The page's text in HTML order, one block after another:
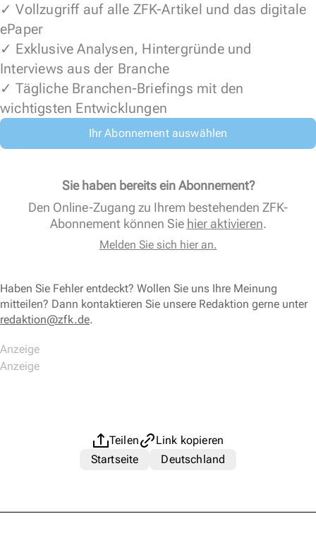
✓ Vollzugriff auf alle ZFK-Artikel und das digitale
ePaper
✓ Exklusive Analysen, Hintergründe und
Interviews aus der Branche
✓ Tägliche Branchen-Briefings mit den
wichtigsten Entwicklungen
Ihr Abonnement auswählen
Sie haben bereits ein Abonnement?
Den Online-Zugang zu Ihrem bestehenden ZFK-
Abonnement können Sie hier aktivieren.
Melden Sie sich hier an.
Haben Sie Fehler entdeckt? Wollen Sie uns Ihre Meinung
mitteilen? Dann kontaktieren Sie unsere Redaktion gerne unter
redaktion@zfk.de.
Teilen
Link kopieren
Startseite
Deutschland